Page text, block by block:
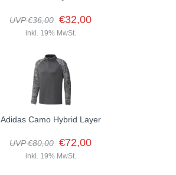
UVP €36,00 €32,00
inkl. 19% MwSt.
Adidas Camo Hybrid Layer
UVP €80,00 €72,00
inkl. 19% MwSt.